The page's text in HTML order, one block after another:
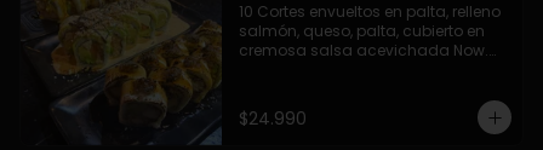
10 Cortes envueltos en palta, relleno
salmón, queso, palta, cubierto en
cremosa salsa acevichada Now.
palta, cubierto con topping de
chimichurri de la casa flambeado.
$24.990